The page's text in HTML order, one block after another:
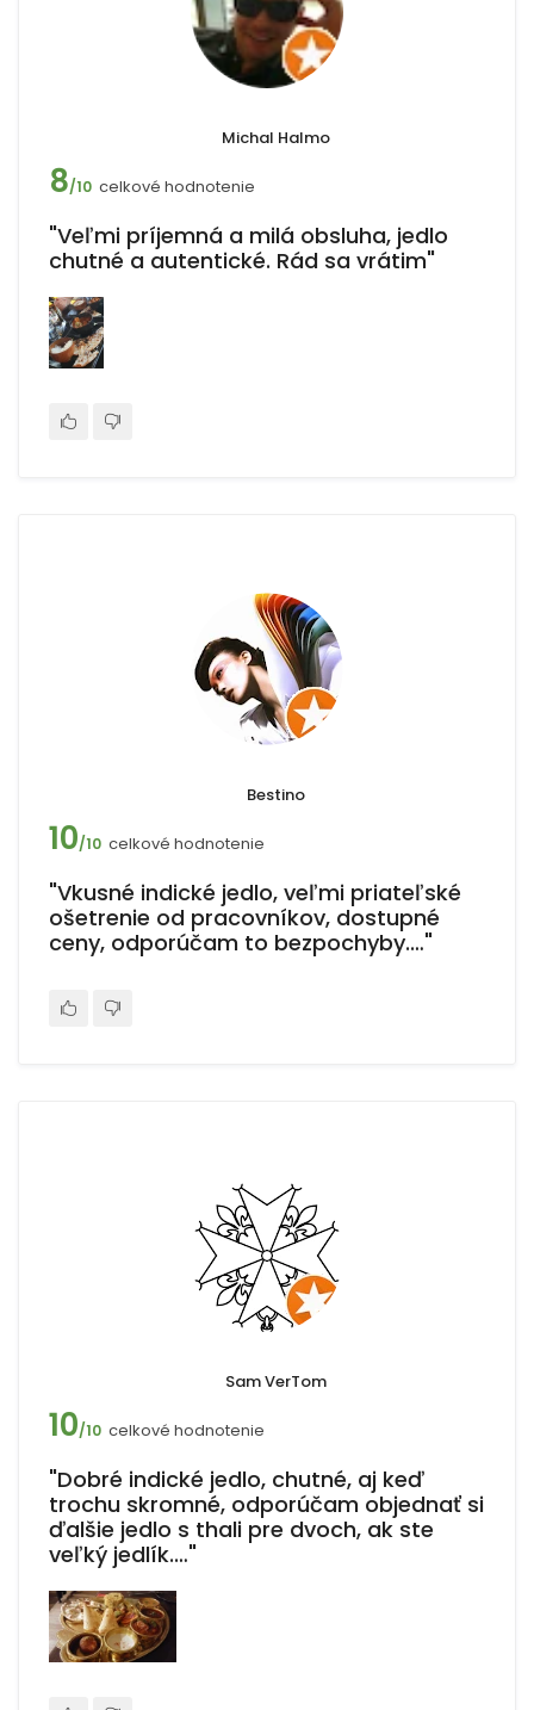
Michal Halmo
8/10 celkové hodnotenie
"Veľmi príjemná a milá obsluha, jedlo
chutné a autentické. Rád sa vrátim"
Bestino
10/10 celkové hodnotenie
"Vkusné indické jedlo, veľmi priateľské
ošetrenie od pracovníkov, dostupné
ceny, odporúčam to bezpochyby.…"
Sam VerTom
10/10 celkové hodnotenie
"Dobré indické jedlo, chutné, aj keď
trochu skromné, odporúčam objednať si
ďalšie jedlo s thali pre dvoch, ak ste
veľký jedlík.…"